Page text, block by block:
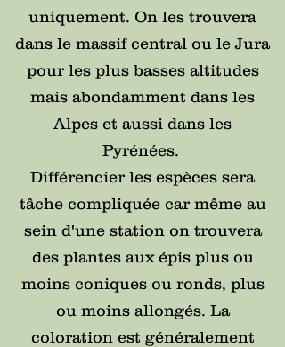
uniquement. On les trouvera
dans le massif central ou le Jura
pour les plus basses altitudes
mais abondamment dans les
Alpes et aussi dans les
Pyrénées.
Différencier les espèces sera
tâche compliquée car même au
sein d'une station on trouvera
des plantes aux épis plus ou
moins coniques ou ronds, plus
ou moins allongés. La
coloration est généralement